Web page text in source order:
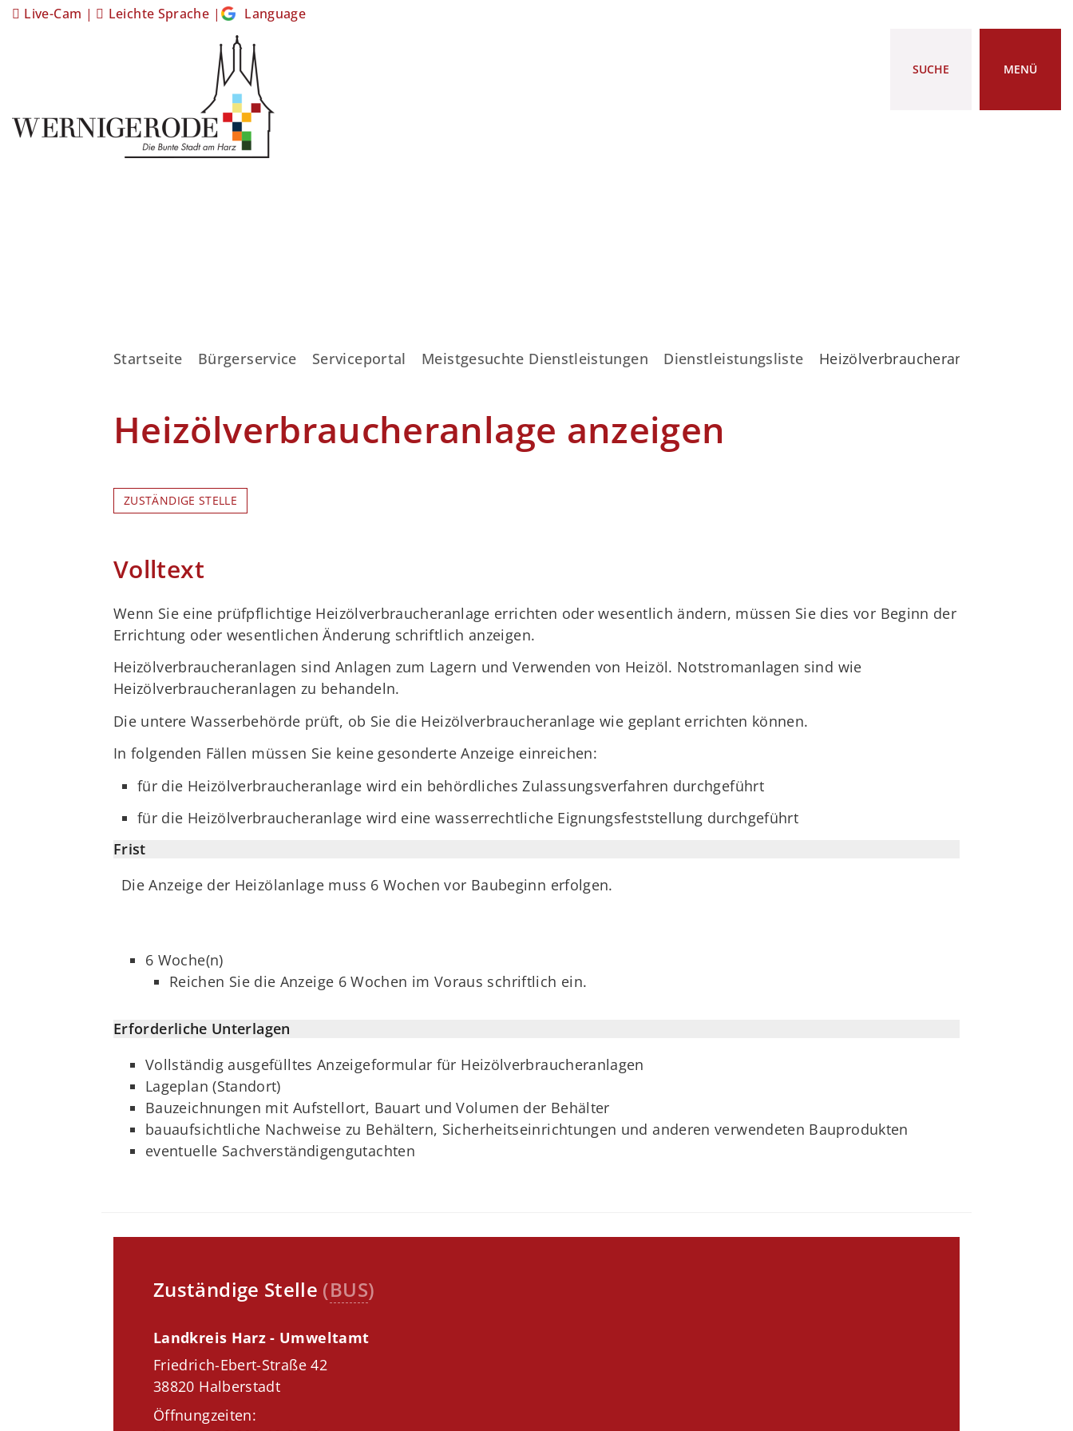
Live-Cam | Leichte Sprache | Language
SUCHE MENÜ
Startseite Bürgerservice Serviceportal Meistgesuchte Dienstleistungen Dienstleistungsliste Heizölverbraucheranlage anzeigen
Heizölverbraucheranlage anzeigen
ZUSTÄNDIGE STELLE
Volltext
Wenn Sie eine prüfpflichtige Heizölverbraucheranlage errichten oder wesentlich ändern, müssen Sie dies vor Beginn der
Errichtung oder wesentlichen Änderung schriftlich anzeigen.
Heizölverbraucheranlagen sind Anlagen zum Lagern und Verwenden von Heizöl. Notstromanlagen sind wie
Heizölverbraucheranlagen zu behandeln.
Die untere Wasserbehörde prüft, ob Sie die Heizölverbraucheranlage wie geplant errichten können.
In folgenden Fällen müssen Sie keine gesonderte Anzeige einreichen:
für die Heizölverbraucheranlage wird ein behördliches Zulassungsverfahren durchgeführt
für die Heizölverbraucheranlage wird eine wasserrechtliche Eignungsfeststellung durchgeführt
Frist
Die Anzeige der Heizölanlage muss 6 Wochen vor Baubeginn erfolgen.
6 Woche(n)
Reichen Sie die Anzeige 6 Wochen im Voraus schriftlich ein.
Erforderliche Unterlagen
Vollständig ausgefülltes Anzeigeformular für Heizölverbraucheranlagen
Lageplan (Standort)
Bauzeichnungen mit Aufstellort, Bauart und Volumen der Behälter
bauaufsichtliche Nachweise zu Behältern, Sicherheitseinrichtungen und anderen verwendeten Bauprodukten
eventuelle Sachverständigengutachten
Zuständige Stelle (BUS)
Landkreis Harz - Umweltamt
Friedrich-Ebert-Straße 42
38820 Halberstadt
Öffnungzeiten: